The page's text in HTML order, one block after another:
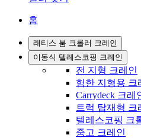
홈
래티스 붐 크롤러 크레인
이동식 텔레스코핑 크레인
전 지형 크레인
험한 지형용 크
Carrydeck 크레
트럭 탑재형 크
텔레스코핑 크
중고 크레인